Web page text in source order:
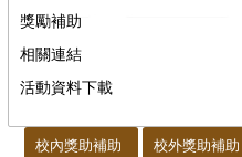
獎勵補助
相關連結
活動資料下載
校內獎助補助 校外獎助補助